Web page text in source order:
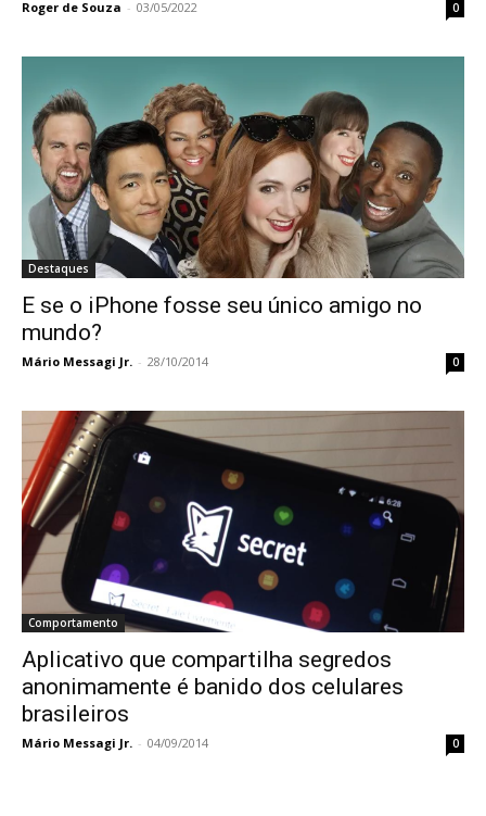
Roger de Souza - 03/05/2022 0
Destaques
E se o iPhone fosse seu único amigo no
mundo?
Mário Messagi Jr. - 28/10/2014 0
Comportamento
Aplicativo que compartilha segredos
anonimamente é banido dos celulares
brasileiros
Mário Messagi Jr. - 04/09/2014 0